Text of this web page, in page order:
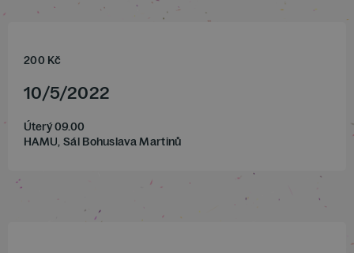
200 Kč
10/5/2022
Úterý 09.00
HAMU, Sál Bohuslava Martinů